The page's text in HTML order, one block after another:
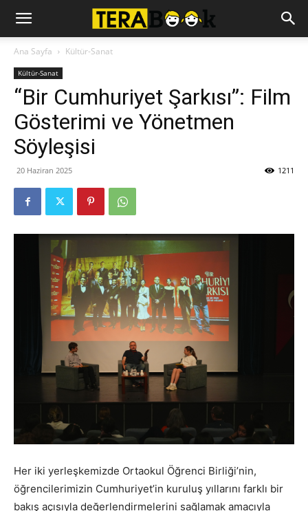
Ana Sayfa Kültür-Sanat
Kültür-Sanat
“Bir Cumhuriyet Şarkısı”: Film
Gösterimi ve Yönetmen
Söyleşisi
20 Haziran 2025 1211
Her iki yerleşkemizde Ortaokul Öğrenci Birliği’nin,
öğrencilerimizin Cumhuriyet’in kuruluş yıllarını farklı bir
bakış açısıyla değerlendirmelerini sağlamak amacıyla